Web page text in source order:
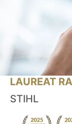
LAUREAT
STIHL